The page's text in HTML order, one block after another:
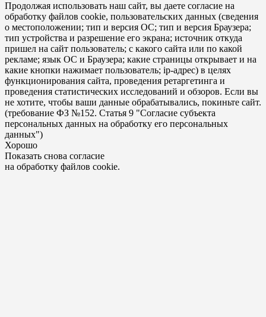
Продолжая использовать наш сайт, вы даете согласие на
обработку файлов cookie, пользовательских данных (сведения
о местоположении; тип и версия ОС; тип и версия Браузера;
тип устройства и разрешение его экрана; источник откуда
пришел на сайт пользователь; с какого сайта или по какой
рекламе; язык ОС и Браузера; какие страницы открывает и на
какие кнопки нажимает пользователь; ip-адрес) в целях
функционирования сайта, проведения ретаргетинга и
проведения статистических исследований и обзоров. Если вы
не хотите, чтобы ваши данные обрабатывались, покиньте сайт.
(требование ФЗ №152. Статья 9 "Согласие субъекта
персональных данных на обработку его персональных
данных")
Хорошо
Показать снова согласие
на обработку файлов cookie.